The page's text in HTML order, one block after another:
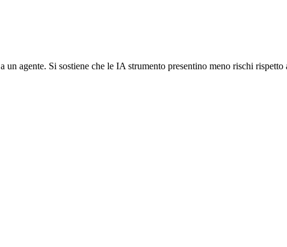
un agente. Si sostiene che le IA strumento presentino meno rischi